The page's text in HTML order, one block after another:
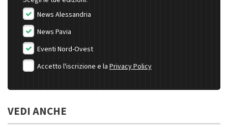
News Alessandria
News Pavia
Eventi Nord-Ovest
Accetto l'iscrizione e la Privacy Policy
VEDI ANCHE